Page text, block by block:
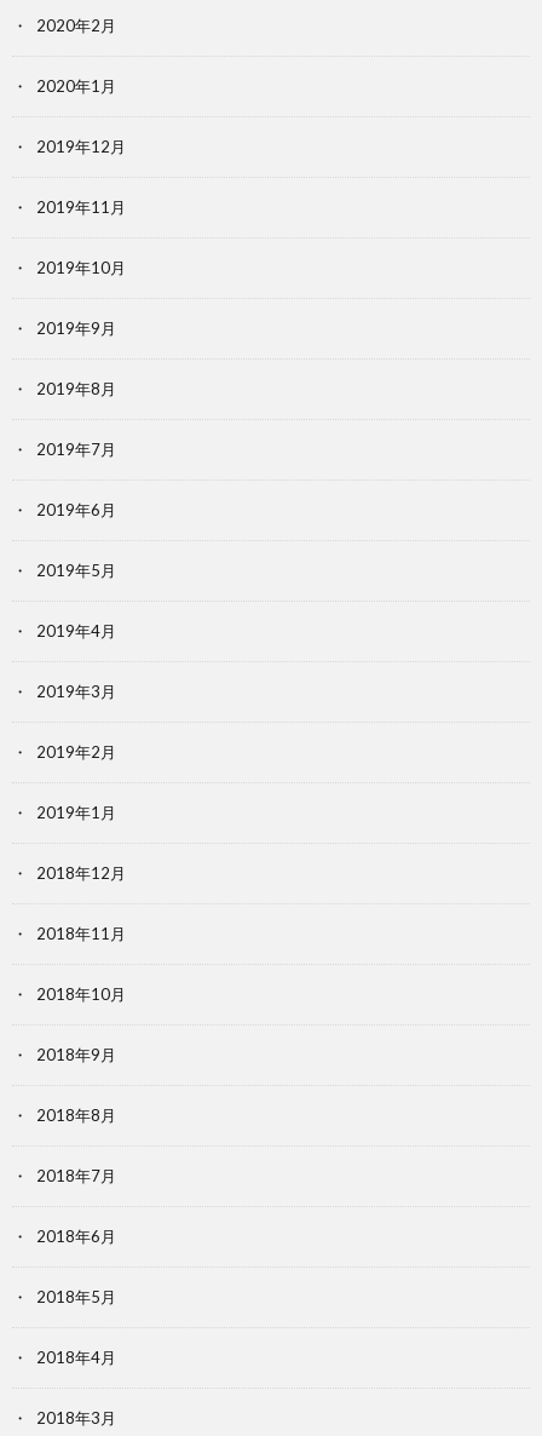
2020年2月
2020年1月
2019年12月
2019年11月
2019年10月
2019年9月
2019年8月
2019年7月
2019年6月
2019年5月
2019年4月
2019年3月
2019年2月
2019年1月
2018年12月
2018年11月
2018年10月
2018年9月
2018年8月
2018年7月
2018年6月
2018年5月
2018年4月
2018年3月